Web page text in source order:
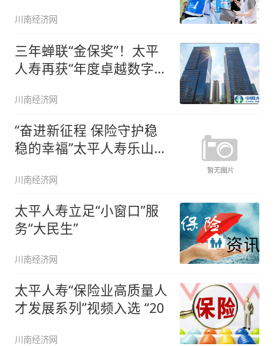
川南经济网
三年蝉联“金保奖”！太平
人寿再获“年度卓越数字寿
川南经济网
“奋进新征程 保险守护稳
稳的幸福”太平人寿乐山中
川南经济网
太平人寿立足“小窗口”服
务“大民生”
川南经济网
太平人寿“保险业高质量人
才发展系列”视频入选 “20
川南经济网